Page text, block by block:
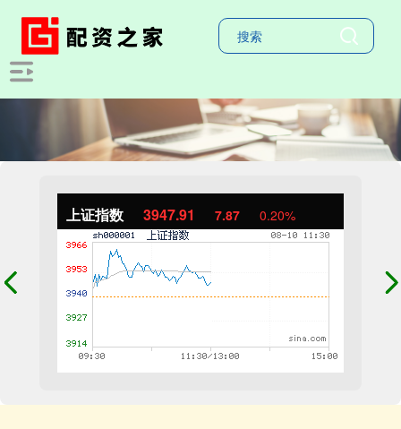
上证指数 3947.91 7.87 0.20%